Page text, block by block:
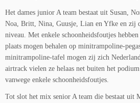
Het dames junior A team bestaat uit Susan,
Noa, Britt, Nina, Guusje, Lian en Yfke en zij
niveau. Met enkele schoonheidsfoutjes
plaats mogen behalen op minitrampoline-
minitrampoline-tafel mogen zij zich
airtrack vielen ze helaas net buiten het
vanwege enkele schoonheidsfoutjes.
Tot slot het mix senior A team die bestaat uit